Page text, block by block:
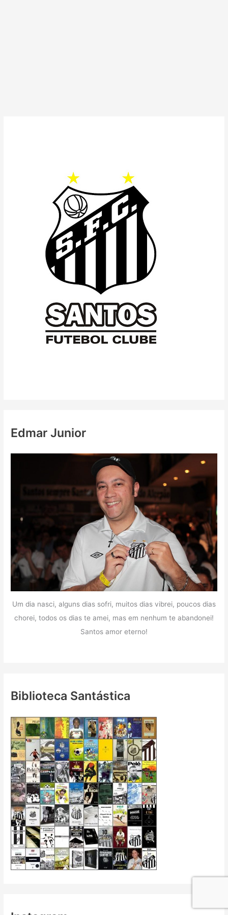
Edmar Junior
Um dia nasci, alguns dias sofri, muitos dias vibrei, poucos dias
chorei, todos os dias te amei, mas em nenhum te abandonei!
Santos amor eterno!
Biblioteca Santástica